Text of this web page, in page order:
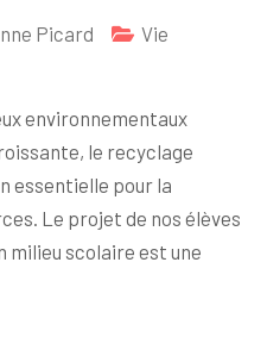
Picard
Vie
environnementaux
le recyclage
essentielle pour la
Le projet de nos élèves
milieu scolaire est une